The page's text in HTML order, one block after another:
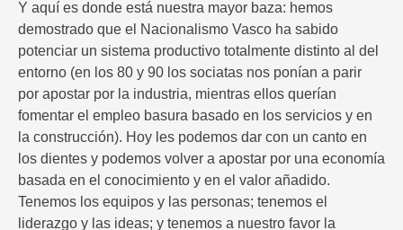
Y aquí es donde está nuestra mayor baza: hemos
demostrado que el Nacionalismo Vasco ha sabido
potenciar un sistema productivo totalmente distinto al del
entorno (en los 80 y 90 los sociatas nos ponían a parir
por apostar por la industria, mientras ellos querían
fomentar el empleo basura basado en los servicios y en
la construcción). Hoy les podemos dar con un canto en
los dientes y podemos volver a apostar por una economía
basada en el conocimiento y en el valor añadido.
Tenemos los equipos y las personas; tenemos el
liderazgo y las ideas; y tenemos a nuestro favor la